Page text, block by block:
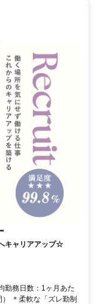
キャリアアップ☆
勤務日数：1ヶ月あた
＊柔軟な「ズレ勤制